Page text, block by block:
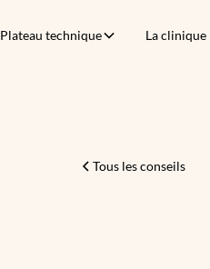
Plateau technique La clinique
Tous les conseils